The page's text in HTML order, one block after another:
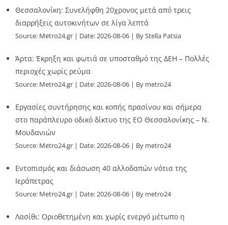
Θεσσαλονίκη: Συνελήφθη 20χρονος μετά από τρεις
διαρρήξεις αυτοκινήτων σε λίγα λεπτά
Source: Metro24.gr Date: 2026-08-06 By Stella Patsia
Άρτα: Έκρηξη και φωτιά σε υποσταθμό της ΔΕΗ – Πολλές
περιοχές χωρίς ρεύμα
Source: Metro24.gr Date: 2026-08-06 By metro24
Εργασίες συντήρησης και κοπής πρασίνου και σήμερα
στο παράπλευρο οδικό δίκτυο της ΕΟ Θεσσαλονίκης – Ν.
Μουδανιών
Source: Metro24.gr Date: 2026-08-06 By metro24
Εντοπισμός και διάσωση 40 αλλοδαπών νότια της
Ιεράπετρας
Source: Metro24.gr Date: 2026-08-06 By metro24
Λασίθι: Οριοθετημένη και χωρίς ενεργό μέτωπο η